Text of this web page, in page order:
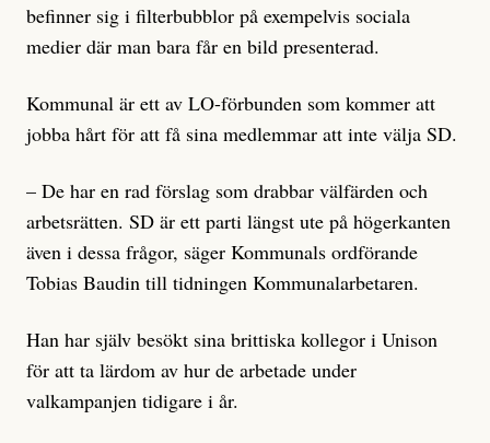
befinner sig i filterbubblor på exempelvis sociala
medier där man bara får en bild presenterad.
Kommunal är ett av LO-förbunden som kommer att
jobba hårt för att få sina medlemmar att inte välja SD.
– De har en rad förslag som drabbar välfärden och
arbetsrätten. SD är ett parti längst ute på högerkanten
även i dessa frågor, säger Kommunals ordförande
Tobias Baudin till tidningen Kommunalarbetaren.
Han har själv besökt sina brittiska kollegor i Unison
för att ta lärdom av hur de arbetade under
valkampanjen tidigare i år.